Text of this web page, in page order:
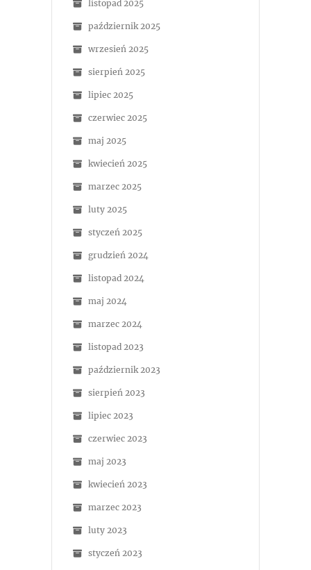
listopad 2025
październik 2025
wrzesień 2025
sierpień 2025
lipiec 2025
czerwiec 2025
maj 2025
kwiecień 2025
marzec 2025
luty 2025
styczeń 2025
grudzień 2024
listopad 2024
maj 2024
marzec 2024
listopad 2023
październik 2023
sierpień 2023
lipiec 2023
czerwiec 2023
maj 2023
kwiecień 2023
marzec 2023
luty 2023
styczeń 2023